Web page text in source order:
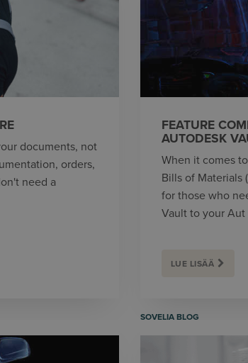
documents, not
orders,
need a
FEATURE
AUTODESK
When it comes
Bills of Materials
for those who
Vault to your Aut
LUE LISÄÄ
SOVELIA BLOG